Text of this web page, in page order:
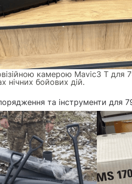
камерою Mavic3 Т для
нічних бойових дій.
та інструменти для